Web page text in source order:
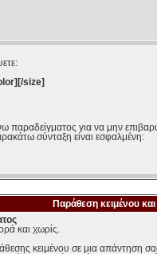
size]
παραδείγματος για να μην
σύνταξη είναι εσφαλμένη:
Παράθεση κειμένου
και χωρίς.
κειμένου σε μια απάντηση